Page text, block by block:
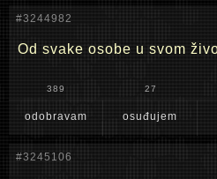
#3244982
Od svake osobe u svom
389 27
odobravam osuđujem
#3245106